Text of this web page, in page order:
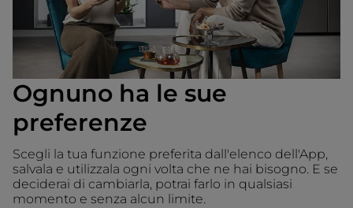
Ognuno ha le sue
preferenze
Scegli la tua funzione preferita dall'elenco dell'App,
salvala e utilizzala ogni volta che ne hai bisogno. E se
deciderai di cambiarla, potrai farlo in qualsiasi
momento e senza alcun limite.